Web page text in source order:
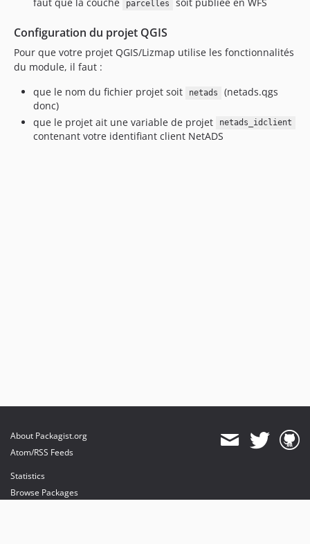
parcelles
Configuration du projet QGIS
Pour que votre projet QGIS/Lizmap utilise les fonctionnalités
du module, il faut :
que le nom du fichier projet soit
netads
(netads.qgs
donc)
que le projet ait une variable de projet
netads_idclient
contenant votre identifiant client NetADS
About Packagist.org
Atom/RSS Feeds
Statistics
Browse Packages